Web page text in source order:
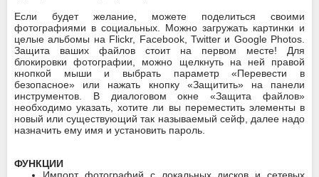
Если будет желание, можете поделиться своими
фотографиями в социальных. Можно загружать картинки и
целые альбомы на Flickr, Facebook, Twitter и Google Photos.
Защита ваших файлов стоит на первом месте! Для
блокировки фотографии, можно щелкнуть на ней правой
кнопкой мыши и выбрать параметр «Перевести в
безопасное» или нажать кнопку «Защитить» на панели
инструментов. В диалоговом окне «Защита файлов»
необходимо указать, хотите ли вы переместить элементы в
новый или существующий так называемый сейф, далее надо
назначить ему имя и установить пароль.
ФУНКЦИИ
Импорт фотографий с локальных дисков и сетевых